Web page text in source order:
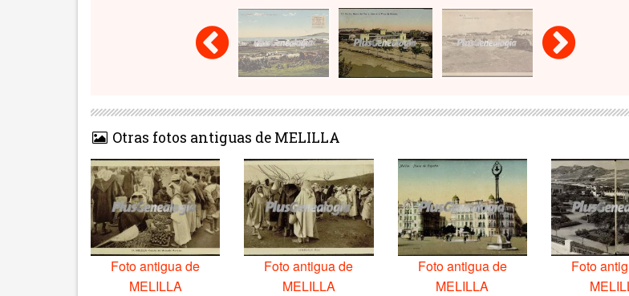
Otras fotos antiguas de MELILLA
Foto antigua de
MELILLA
Foto antigua de
MELILLA
Foto antigua de
MELILLA
Foto